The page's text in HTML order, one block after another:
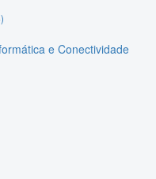
e Conectividade